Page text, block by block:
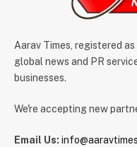
Aarav Times, registered
global news and PR
businesses.
We're accepting new
Email Us: